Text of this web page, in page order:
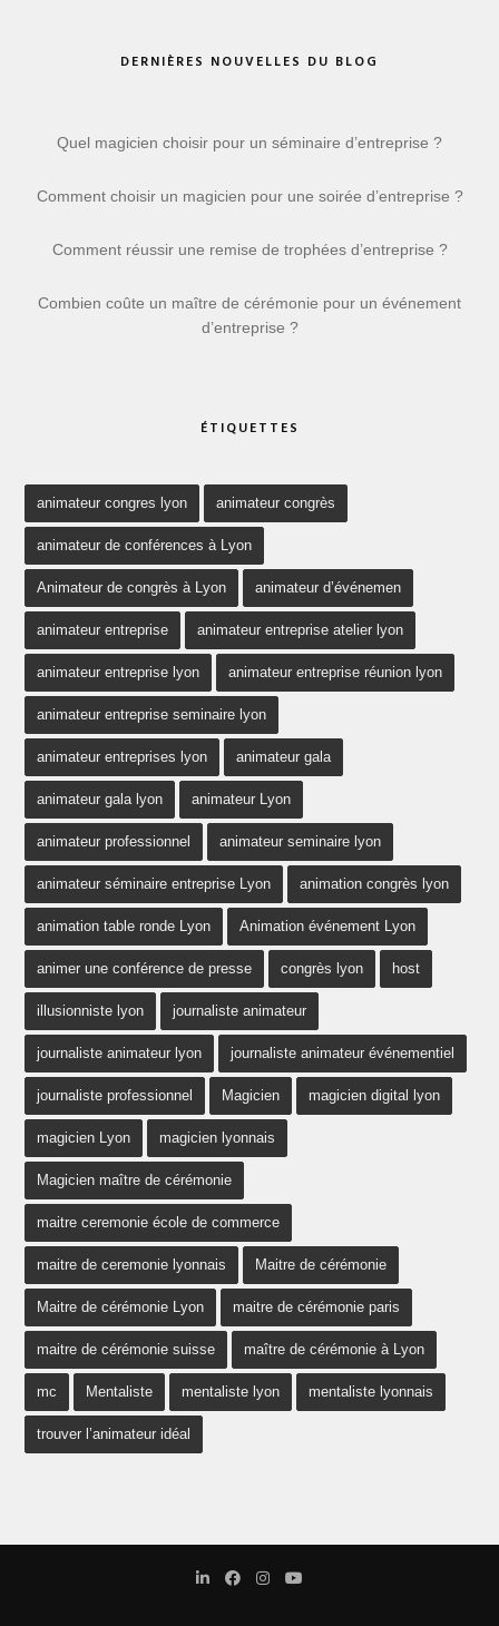
DERNIÈRES NOUVELLES DU BLOG
Quel magicien choisir pour un séminaire d’entreprise ?
Comment choisir un magicien pour une soirée d’entreprise ?
Comment réussir une remise de trophées d’entreprise ?
Combien coûte un maître de cérémonie pour un événement
d’entreprise ?
ÉTIQUETTES
animateur congres lyon animateur congrès
animateur de conférences à Lyon
Animateur de congrès à Lyon animateur d’événemen
animateur entreprise animateur entreprise atelier lyon
animateur entreprise lyon animateur entreprise réunion lyon
animateur entreprise seminaire lyon
animateur entreprises lyon animateur gala
animateur gala lyon animateur Lyon
animateur professionnel animateur seminaire lyon
animateur séminaire entreprise Lyon animation congrès lyon
animation table ronde Lyon Animation événement Lyon
animer une conférence de presse congrès lyon host
illusionniste lyon journaliste animateur
journaliste animateur lyon journaliste animateur événementiel
journaliste professionnel Magicien magicien digital lyon
magicien Lyon magicien lyonnais
Magicien maître de cérémonie
maitre ceremonie école de commerce
maitre de ceremonie lyonnais Maitre de cérémonie
Maitre de cérémonie Lyon maitre de cérémonie paris
maitre de cérémonie suisse maître de cérémonie à Lyon
mc Mentaliste mentaliste lyon mentaliste lyonnais
trouver l’animateur idéal